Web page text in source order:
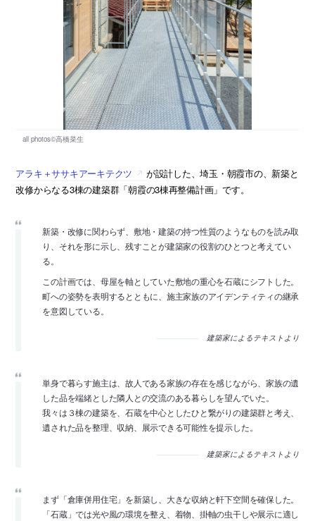
アラキ＋ササキアーキテクツ
が設計した、埼玉・朝霞市の、新築と
改修からなる3棟の建築群「朝霞の3棟再整備計画」です。
新築・改修に関わらず、敷地・建築の持つ性質のようなものを読み取
り、それを形に示し、残すことが建築家の役割のひとつと考えてい
る。
この計画では、母屋を軸としていた敷地の重心を石蔵にシフトした。
町への姿勢を表明するとともに、施主家族のアイデンティティの継承
を意図している。
建築家によるテキストより
単身で暮らす施主は、故人である家族の存在を感じながら、家族の遺
した品を端緒とした隣人との交流のある暮らしを望んでいた。
我々は３棟の建築を、石蔵を中心としたひと繋がりの建築群と考え、
遺された品を整理、収納、展示できる可能性を提示した。
建築家によるテキストより
まず「倉庫併用住宅」を新築し、大きな収納と軒下空間を確保した。
「石蔵」では光や風の環境を整え、着物、掛軸の虫干しや展示に適し